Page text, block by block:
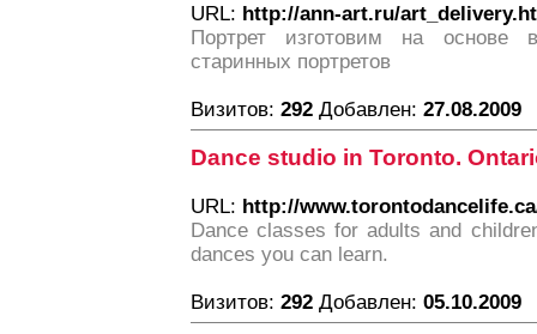
URL: http://ann-art.ru/
Портрет изготовим на основе
старинных портретов
Визитов: 292 Добавлен: 27.08.2009
Dance studio in Toronto.
URL: http://
Dance classes for adults and
dances you can learn.
Визитов: 292 Добавлен: 05.10.2009